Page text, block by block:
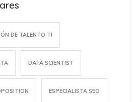
DE TALENTO TI
DATA SCIENTIST
ESPECIALISTA SEO